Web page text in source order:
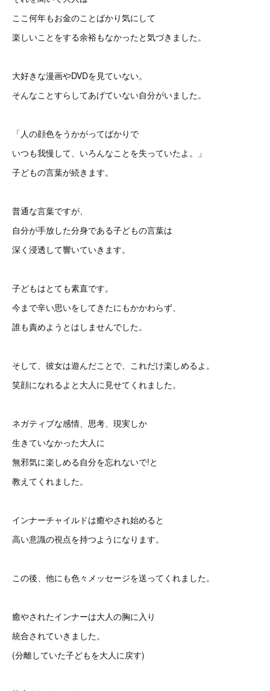
ここ何年もお金のことばかり気にして
楽しいことをする余裕もなかったと気づきました。
大好きな漫画やDVDを見ていない。
そんなことすらしてあげていない自分がいました。
「人の顔色をうかがってばかりで
いつも我慢して、いろんなことを失っていたよ。」
子どもの言葉が続きます。
普通な言葉ですが、
自分が手放した分身である子どもの言葉は
深く浸透して響いていきます。
子どもはとても素直です。
今まで辛い思いをしてきたにもかかわらず、
誰も責めようとはしませんでした。
そして、彼女は遊んだことで、これだけ楽しめるよ。
笑顔になれるよと大人に見せてくれました。
ネガティブな感情、思考、現実しか
生きていなかった大人に
無邪気に楽しめる自分を忘れないで!と
教えてくれました。
インナーチャイルドは癒やされ始めると
高い意識の視点を持つようになります。
この後、他にも色々メッセージを送ってくれました。
癒やされたインナーは大人の胸に入り
統合されていきました。
(分離していた子どもを大人に戻す)